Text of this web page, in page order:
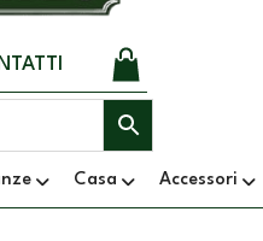
Casa Accessori